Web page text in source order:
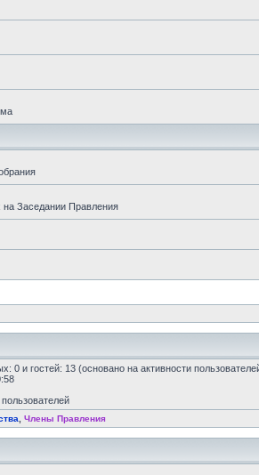
Заседании Правления
0 и гостей: 13 (основано на активности
Члены Правления